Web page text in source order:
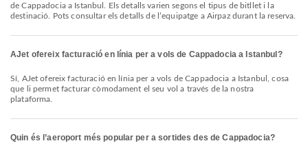
de Cappadocia a Istanbul. Els detalls varien segons el tipus de bitllet i la
destinació. Pots consultar els detalls de l’equipatge a Airpaz durant la reserva.
AJet ofereix facturació en línia per a vols de Cappadocia a Istanbul?
Sí, AJet ofereix facturació en línia per a vols de Cappadocia a Istanbul, cosa
que li permet facturar còmodament el seu vol a través de la nostra
plataforma.
Quin és l’aeroport més popular per a sortides des de Cappadocia?